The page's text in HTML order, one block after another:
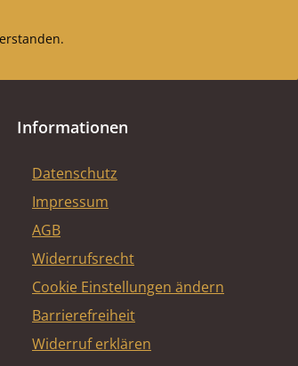
Informationen
Datenschutz
Impressum
AGB
Widerrufsrecht
Cookie Einstellungen ändern
Barrierefreiheit
Widerruf erklären